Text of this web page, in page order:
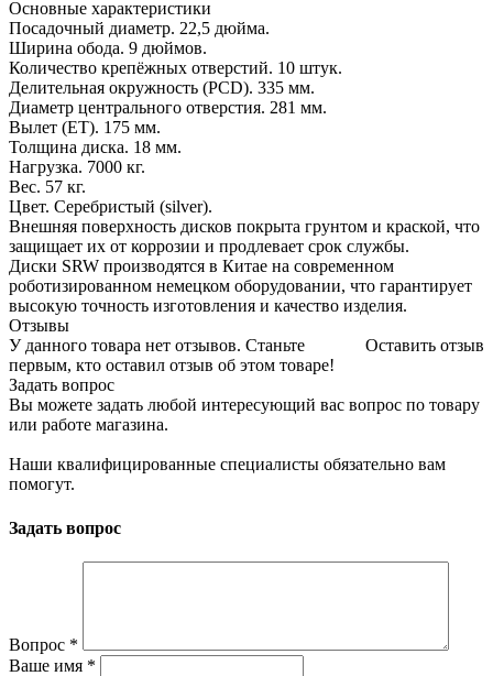
Основные характеристики
Посадочный диаметр. 22,5 дюйма.
Ширина обода. 9 дюймов.
Количество крепёжных отверстий. 10 штук.
Делительная окружность (PCD). 335 мм.
Диаметр центрального отверстия. 281 мм.
Вылет (ET). 175 мм.
Толщина диска. 18 мм.
Нагрузка. 7000 кг.
Вес. 57 кг.
Цвет. Серебристый (silver).
Внешняя поверхность дисков покрыта грунтом и краской, что
защищает их от коррозии и продлевает срок службы.
Диски SRW производятся в Китае на современном
роботизированном немецком оборудовании, что гарантирует
высокую точность изготовления и качество изделия.
Отзывы
Оставить отзыв
У данного товара нет отзывов. Станьте
первым, кто оставил отзыв об этом товаре!
Задать вопрос
Вы можете задать любой интересующий вас вопрос по товару
или работе магазина.
Наши квалифицированные специалисты обязательно вам
помогут.
Задать вопрос
Вопрос *
Ваше имя *